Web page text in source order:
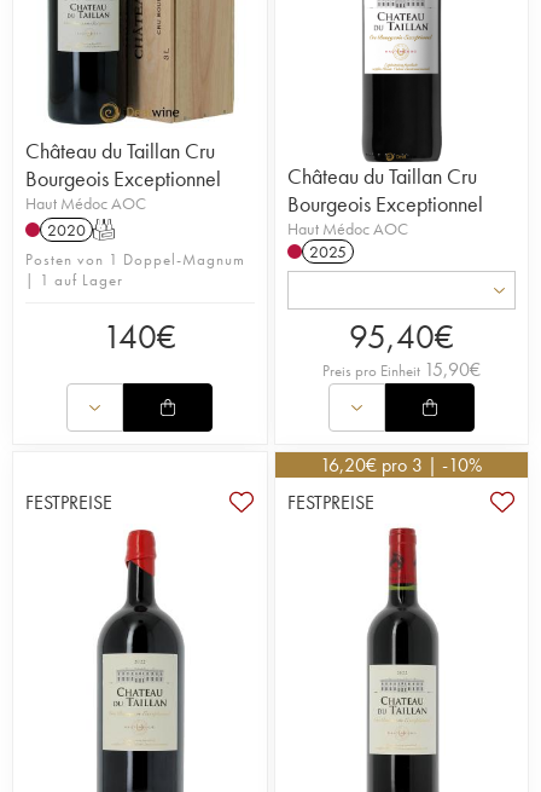
Château du Taillan Cru
Bourgeois Exceptionnel
Haut Médoc AOC
2020 T
Posten von 1 Doppel-Magnum
| 1 auf Lager
140€
Château du Taillan Cru
Bourgeois Exceptionnel
Haut Médoc AOC
2025
95,40€
Preis pro Einheit 15,90€
FESTPREISE
16,20€ pro 3 | -10%
FESTPREISE